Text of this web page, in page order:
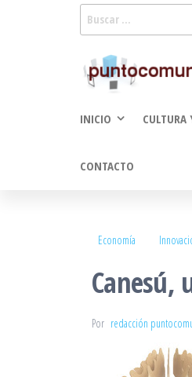
INICIO CULTURA
CONTACTO
Economía
Canesú,
Por redacción